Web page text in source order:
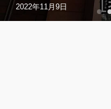
2022年11月9日